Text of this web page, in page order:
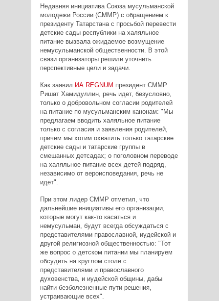
Недавняя инициатива Союза мусульманской
молодежи России (СММР) с обращением к
президенту Татарстана с просьбой перевести
детские сады республики на халяльное
питание вызвала ожидаемое возмущение
немусульманской общественности. В этой
связи организаторы решили уточнить
перспективные цели и задачи.
Как заявил ИА REGNUM президент СММР
Ришат Хамидуллин, речь идет, безусловно,
только о добровольном согласии родителей
на питание по мусульманским канонам: "Мы
предлагаем вводить халяльное питание
только с согласия и заявления родителей,
причем мы хотим охватить только татарские
детские сады и татарские группы в
смешанных детсадах; о поголовном переводе
на халяльное питание всех детей подряд,
независимо от вероисповедания, речь не
идет".
При этом лидер СММР отметил, что
дальнейшие инициативы его организации,
которые могут как-то касаться и
немусульман, будут всегда обсуждаться с
представителями православной, иудейской и
другой религиозной общественностью: "Тот
же вопрос о детском питании мы планируем
обсудить на круглом столе с
представителями и православного
духовенства, и иудейской общины, дабы
найти безболезненные пути решения,
устраивающие всех".